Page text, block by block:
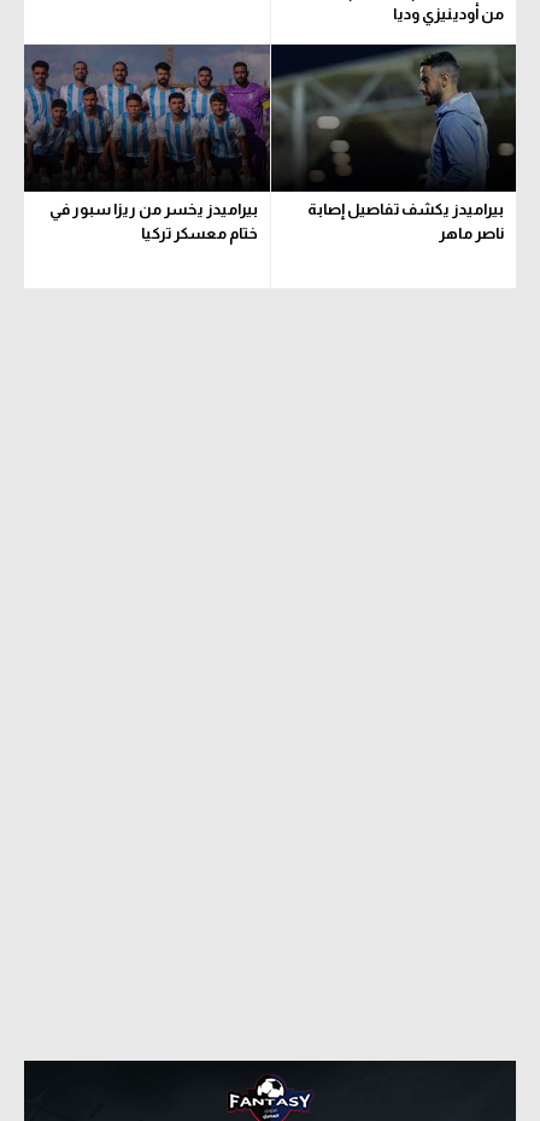
تقرير في الجول
تحليل في الجول
حكايات في الجول
كويز في الجول
فيديو في الجول
من أودينيزي وديا
بيراميدز يكشف تفاصيل إصابة
ناصر ماهر
بيراميدز يخسر من ريزا سبور في
ختام معسكر تركيا